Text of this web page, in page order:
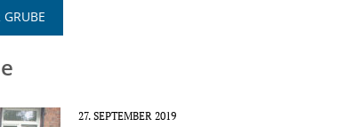
GRUBE
27. SEPTEMBER 2019